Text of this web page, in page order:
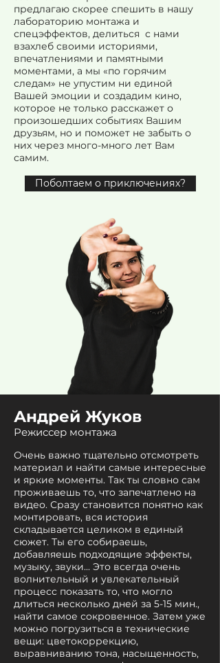
предлагаю скорее спешить в нашу
лабораторию монтажа и
спецэффектов, делиться с нами
взахлеб своими историями,
впечатлениями и памятными
моментами, а мы «по горячим
следам» не упустим ни единой
Вашей эмоции и создадим кино,
которое не только расскажет о
произошедших событиях Вашим
друзьям, но и поможет не забыть о
них через много-много лет Вам
самим.
Поболтаем о приключениях?
Андрей Жуков
Режиссер монтажа
Очень важно тщательно отсмотреть
материал и найти самые интересные
и яркие моменты. Так ты словно сам
проживаешь то, что запечатлено на
видео. Сразу становится понятно как
монтировать, вся история
складывается целиком в единый
сюжет. Ты его собираешь,
добавляешь подходящие эффекты,
музыку, звуки... Это всегда очень
волнительный и увлекательный
процесс показать то, что могло
длиться несколько дней за 5-15 мин.,
найти самое сокровенное. Затем уже
можно погрузиться в технические
вещи: цветокоррекцию,
выравниванию тона, насыщенность,